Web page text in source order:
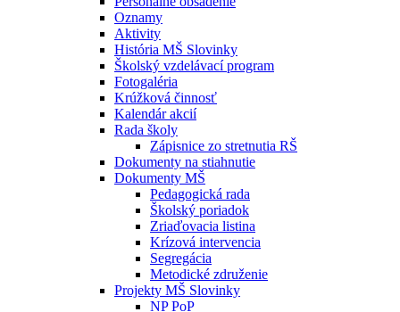
Oznamy
Aktivity
História MŠ Slovinky
Školský vzdelávací program
Fotogaléria
Krúžková činnosť
Kalendár akcií
Rada školy
Zápisnice zo stretnutia RŠ
Dokumenty na stiahnutie
Dokumenty MŠ
Pedagogická rada
Školský poriadok
Zriaďovacia listina
Krízová intervencia
Segregácia
Metodické združenie
Projekty MŠ Slovinky
NP PoP